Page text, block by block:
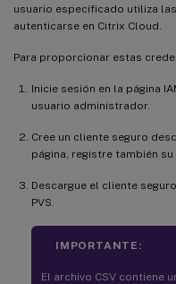
usuario especificado utiliza
autenticarse en Citrix Cloud.
Para proporcionar estas
Inicie sesión en la página
usuario administrador.
Cree un cliente seguro
página, registre también su
Descargue el cliente
PVS.
IMPORTANTE:
El archivo CSV contiene